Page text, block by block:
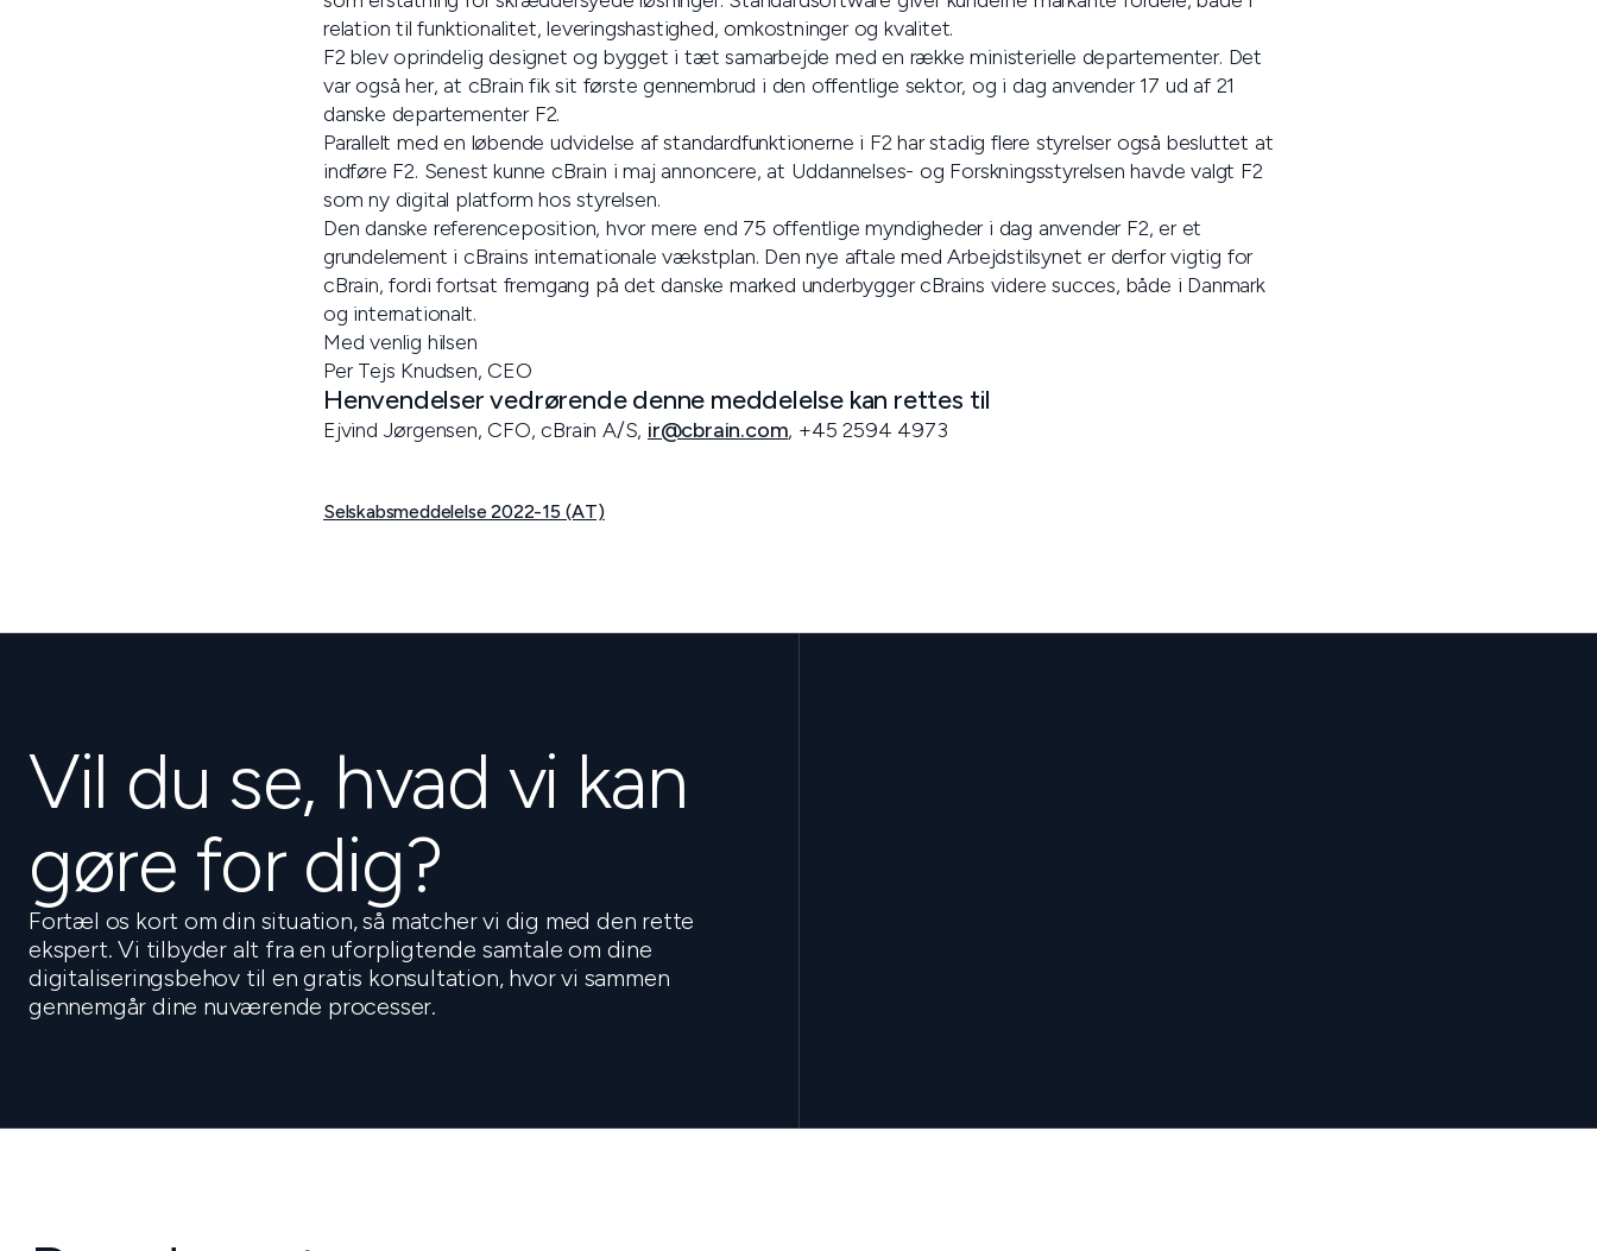
relation til funktionalitet, leveringshastighed, omkostninger og kvalitet.
F2 blev oprindelig designet og bygget i tæt samarbejde med en række ministerielle departementer. Det
var også her, at cBrain fik sit første gennembrud i den offentlige sektor, og i dag anvender 17 ud af 21
danske departementer F2.
Parallelt med en løbende udvidelse af standardfunktionerne i F2 har stadig flere styrelser også besluttet at
indføre F2. Senest kunne cBrain i maj annoncere, at Uddannelses- og Forskningsstyrelsen havde valgt F2
som ny digital platform hos styrelsen.
Den danske referenceposition, hvor mere end 75 offentlige myndigheder i dag anvender F2, er et
grundelement i cBrains internationale vækstplan. Den nye aftale med Arbejdstilsynet er derfor vigtig for
cBrain, fordi fortsat fremgang på det danske marked underbygger cBrains videre succes, både i Danmark
og internationalt.
Med venlig hilsen
Per Tejs Knudsen, CEO
Henvendelser vedrørende denne meddelelse kan rettes til
Ejvind Jørgensen, CFO, cBrain A/S, ir@cbrain.com, +45 2594 4973
Selskabsmeddelelse 2022-15 (AT)
Vil du se, hvad vi kan
gøre for dig?
Fortæl os kort om din situation, så matcher vi dig med den rette
ekspert. Vi tilbyder alt fra en uforpligtende samtale om dine
digitaliseringsbehov til en gratis konsultation, hvor vi sammen
gennemgår dine nuværende processer.